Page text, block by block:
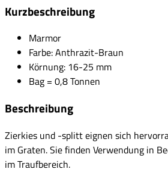
Kurzbeschreibung
Marmor
Farbe: Anthrazit-Braun
Körnung: 16-25 mm
Bag = 0,8 Tonnen
Beschreibung
Zierkies und -splitt eignen sich
im Graten. Sie finden Verwendung in
im Traufbereich.